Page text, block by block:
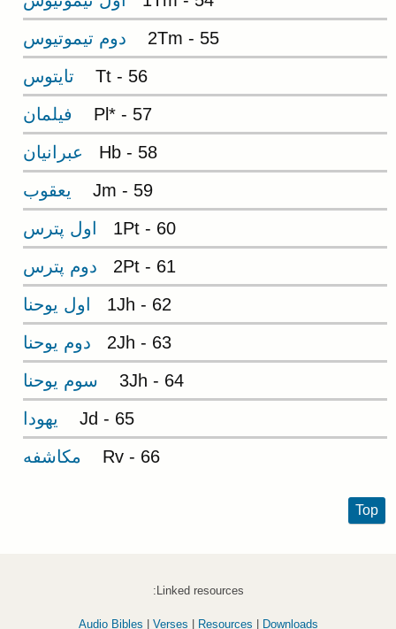
2Tm - 55
دوم تيموتيوس
Tt - 56
تايتوس
Pl* - 57
فيلمان
Hb - 58
عبرانيان
Jm - 59
يعقوب
1Pt - 60
اول پترس
2Pt - 61
دوم پترس
1Jh - 62
اول يوحنا
2Jh - 63
دوم يوحنا
3Jh - 64
سوم يوحنا
Jd - 65
يهودا
Rv - 66
مکاشفه
Top
Linked resources:
Audio Bibles Verses Resources Downloads